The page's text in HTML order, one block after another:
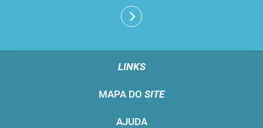
LINKS
MAPA DO SITE
AJUDA